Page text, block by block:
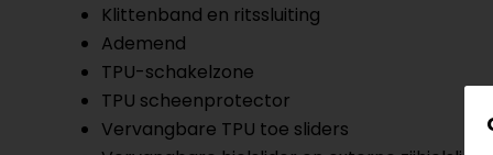
Klittenband en ritssluiting
Ademend
TPU-schakelzone
TPU scheenprotector
Vervangbare TPU toe sliders